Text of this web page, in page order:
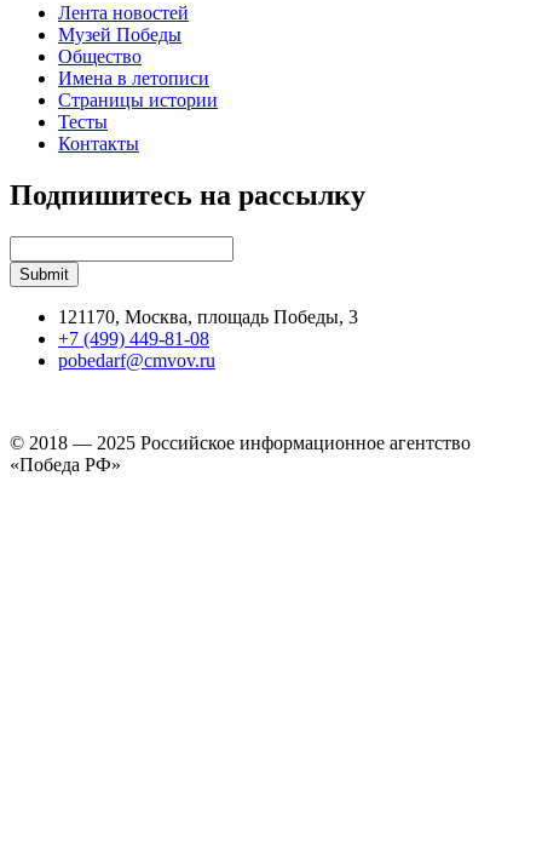
Лента новостей
Музей Победы
Общество
Имена в летописи
Страницы истории
Тесты
Контакты
Подпишитесь на рассылку
121170, Москва, площадь Победы, 3
+7 (499) 449-81-08
pobedarf@cmvov.ru
© 2018 — 2025 Российское информационное агентство
«Победа РФ»